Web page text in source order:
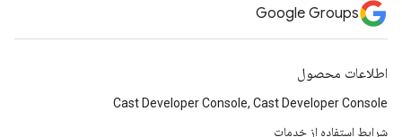
Google Groups
اطلاعات محصول
Cast Developer Console, Cast Developer Console
شرایط استفاده از خدمات